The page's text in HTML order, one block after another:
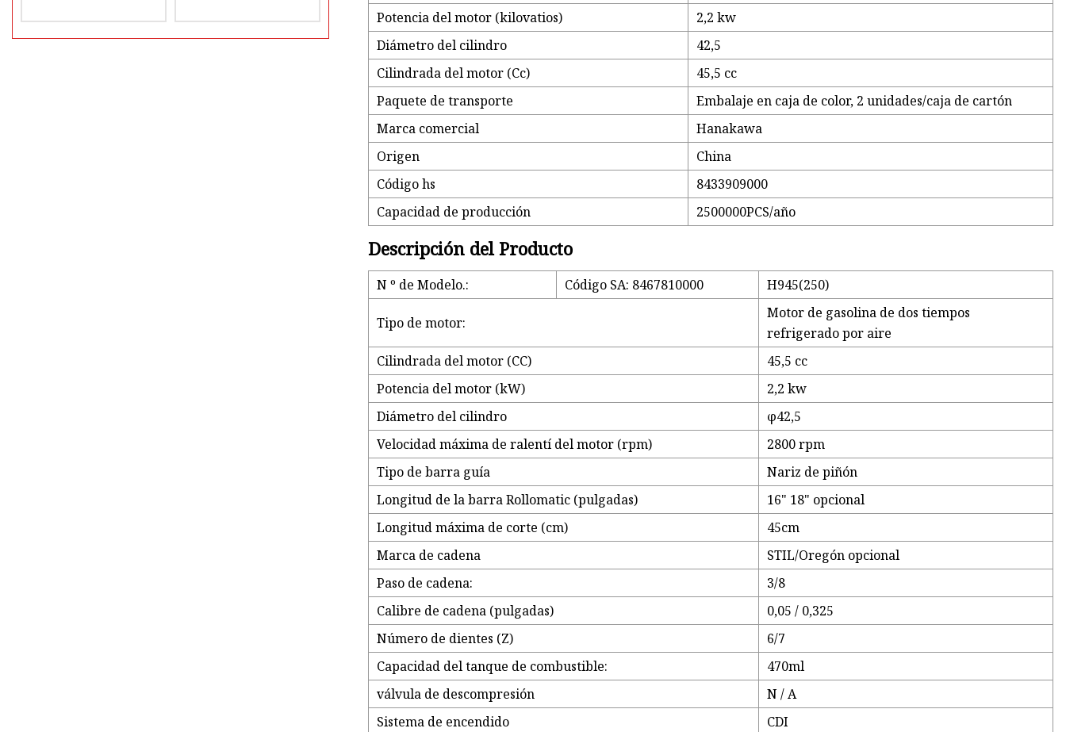
Potencia del motor (kilovatios)
2,2 kw
Diámetro del cilindro
42,5
Cilindrada del motor (Cc)
45,5 cc
Paquete de transporte
Embalaje en caja de color, 2 unidades/caja de cartón
Marca comercial
Hanakawa
Origen
China
Código hs
8433909000
Capacidad de producción
2500000PCS/año
Descripción del Producto
N º de Modelo.: Código SA: 8467810000 H945(250)
Tipo de motor:
Motor de gasolina de dos tiempos
refrigerado por aire
Cilindrada del motor (CC)
45,5 cc
Potencia del motor (kW)
2,2 kw
Diámetro del cilindro
φ42,5
Velocidad máxima de ralentí del motor (rpm)
2800 rpm
Tipo de barra guía
Nariz de piñón
Longitud de la barra Rollomatic (pulgadas)
16" 18" opcional
Longitud máxima de corte (cm)
45cm
Marca de cadena
STIL/Oregón opcional
Paso de cadena:
3/8
Calibre de cadena (pulgadas)
0,05 / 0,325
Número de dientes (Z)
6/7
Capacidad del tanque de combustible:
470ml
válvula de descompresión
N / A
Sistema de encendido
CDI